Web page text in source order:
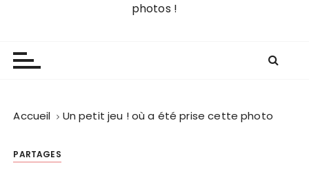
photos !
Accueil Un petit jeu ! où a été prise cette photo
PARTAGES